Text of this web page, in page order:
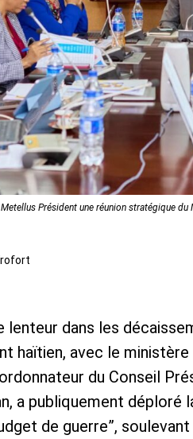
Président une réunion stratégique du
lenteur dans les
haïtien, avec le
du Conseil
a publiquement déploré
de guerre”,